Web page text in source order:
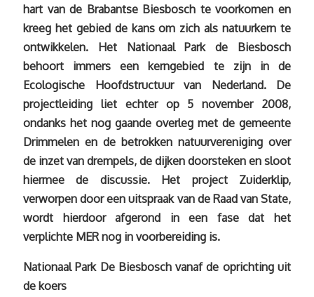
hart van de Brabantse Biesbosch te voorkomen en
kreeg het gebied de kans om zich als natuurkern te
ontwikkelen. Het Nationaal Park de Biesbosch
behoort immers een kerngebied te zijn in de
Ecologische Hoofdstructuur van Nederland. De
projectleiding liet echter op 5 november 2008,
ondanks het nog gaande overleg met de gemeente
Drimmelen en de betrokken natuurvereniging over
de inzet van drempels, de dijken doorsteken en sloot
hiermee de discussie. Het project Zuiderklip,
verworpen door een uitspraak van de Raad van State,
wordt hierdoor afgerond in een fase dat het
verplichte MER nog in voorbereiding is.
Nationaal Park De Biesbosch vanaf de oprichting uit
de koers